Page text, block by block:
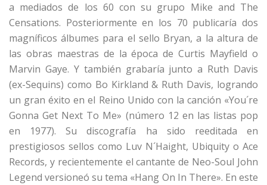
a mediados de los 60 con su grupo Mike and The
Censations. Posteriormente en los 70 publicaría dos
magníficos álbumes para el sello Bryan, a la altura de
las obras maestras de la época de Curtis Mayfield o
Marvin Gaye. Y también grabaría junto a Ruth Davis
(ex-Sequins) como Bo Kirkland & Ruth Davis, logrando
un gran éxito en el Reino Unido con la canción «You´re
Gonna Get Next To Me» (número 12 en las listas pop
en 1977). Su discografía ha sido reeditada en
prestigiosos sellos como Luv N´Haight, Ubiquity o Ace
Records, y recientemente el cantante de Neo-Soul John
Legend versioneó su tema «Hang On In There». En este